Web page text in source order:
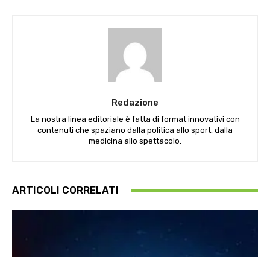
Redazione
La nostra linea editoriale è fatta di format innovativi con
contenuti che spaziano dalla politica allo sport, dalla
medicina allo spettacolo.
ARTICOLI CORRELATI